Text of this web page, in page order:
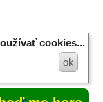
cookies...
ok